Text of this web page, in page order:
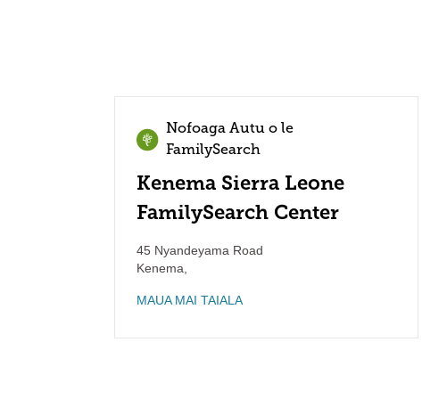
Nofoaga Autu o le
FamilySearch
Kenema Sierra Leone
FamilySearch Center
45 Nyandeyama Road
Kenema
MAUA MAI TAIALA